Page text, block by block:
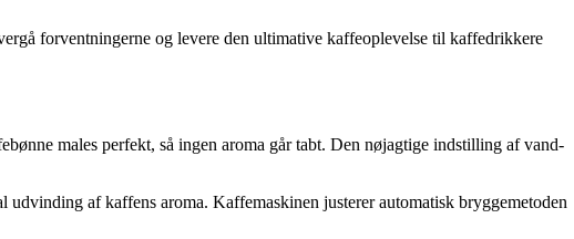
forventningerne og levere den ultimative kaffeoplevelse til kaffedrikkere
males perfekt, så ingen aroma går tabt. Den nøjagtige indstilling af vand-
af kaffens aroma. Kaffemaskinen justerer automatisk bryggemetoden